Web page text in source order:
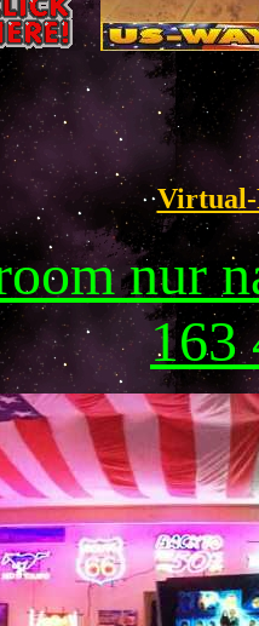
nur
163